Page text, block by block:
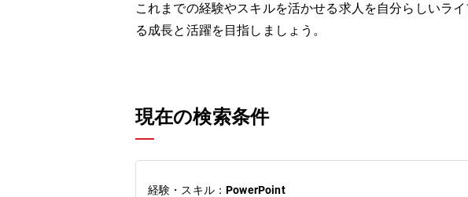
これまでの経験やスキルを活かせる求人を自分らしいラ
る成長と活躍を目指しましょう。
現在の検索条件
経験・スキル：PowerPoint